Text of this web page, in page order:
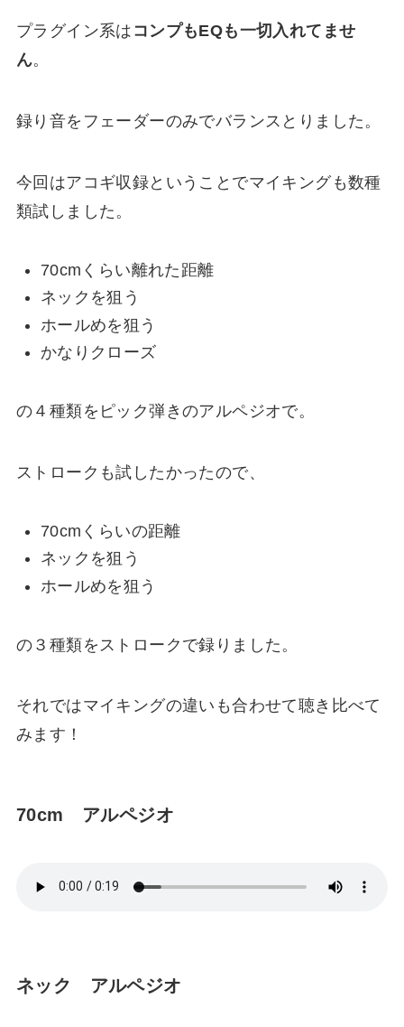
プラグイン系は コンプもEQも一切入れてませ
ん。
録り音をフェーダーのみでバランスとりました。
今回はアコギ収録ということでマイキングも数種
類試しました。
70cmくらい離れた距離
ネックを狙う
ホールめを狙う
かなりクローズ
の４種類をピック弾きのアルペジオで。
ストロークも試したかったので、
70cmくらいの距離
ネックを狙う
ホールめを狙う
の３種類をストロークで録りました。
それではマイキングの違いも合わせて聴き比べて
みます！
70cm アルペジオ
ネック アルペジオ